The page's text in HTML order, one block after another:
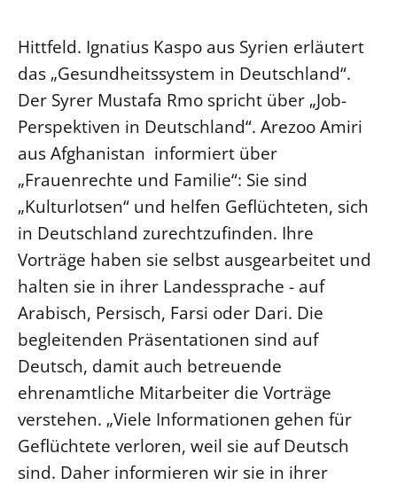
Hittfeld. Ignatius Kaspo aus Syrien erläutert
das „Gesundheitssystem in Deutschland“.
Der Syrer Mustafa Rmo spricht über „Job-
Perspektiven in Deutschland“. Arezoo Amiri
aus Afghanistan informiert über
„Frauenrechte und Familie“: Sie sind
„Kulturlotsen“ und helfen Geflüchteten, sich
in Deutschland zurechtzufinden. Ihre
Vorträge haben sie selbst ausgearbeitet und
halten sie in ihrer Landessprache - auf
Arabisch, Persisch, Farsi oder Dari. Die
begleitenden Präsentationen sind auf
Deutsch, damit auch betreuende
ehrenamtliche Mitarbeiter die Vorträge
verstehen. „Viele Informationen gehen für
Geflüchtete verloren, weil sie auf Deutsch
sind. Daher informieren wir sie in ihrer
Personalausschuss
LANDESKIRCHENAMT
Willkommen
Kollegium
Abteilungen des Landeskirchenamts
Rechnungsprüfungsamt
Fachstelle Sexualisierte Gewalt
Beschwerdestellen
Gleichstellung
Datenschutz
Geschäftsstelle Landessynode
LANDESSYNODE
27. Landessynode
Lutherische Kirche
Glaubensbekenntnis
Positionen
Ökumene
Religionen
KLIMASCHUTZ
Nachhaltigkeit
Erneuerbare Energien
Mobilität
Naturschutz
Gebäude
Datenschutz
Kontakt
Barrierefreiheit
Presse
Freie Stellen
Service für Gemeinden
Suche